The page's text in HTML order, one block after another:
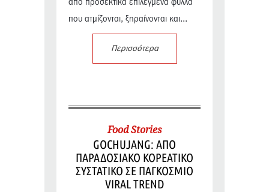
από προσεκτικά επιλεγμένα φύλλα
που ατμίζονται, ξηραίνονται και...
Περισσότερα
Food Stories
GOCHUJANG: ΑΠΟ
ΠΑΡΑΔΟΣΙΑΚΟ ΚΟΡΕΑΤΙΚΟ
ΣΥΣΤΑΤΙΚΟ ΣΕ ΠΑΓΚΟΣΜΙΟ
VIRAL TREND